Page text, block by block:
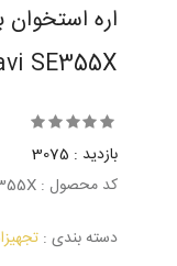
اره
SE355X
بازدید : 3075
کد محصول : Mousavi SE355X
دسته بندی :